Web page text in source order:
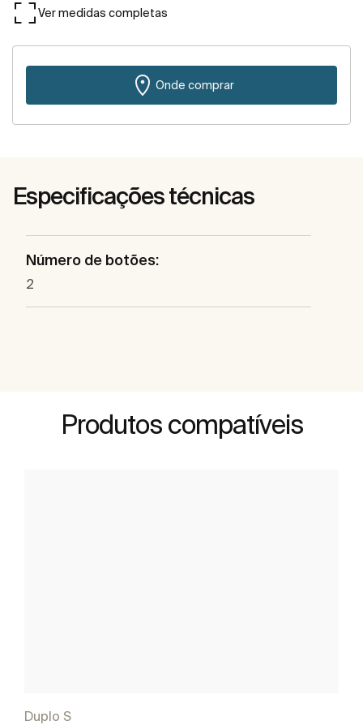
Ver medidas completas
Onde comprar
Especificações técnicas
Número de botões:
2
Produtos compatíveis
Duplo S